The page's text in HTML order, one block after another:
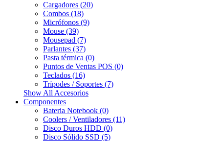
Cargadores (20)
Combos (18)
Micrófonos (9)
Mouse (39)
Mousepad (7)
Parlantes (37)
Pasta térmica (0)
Puntos de Ventas POS (0)
Teclados (16)
Trípodes / Soportes (7)
Show All Accesorios
Componentes
Bateria Notebook (0)
Coolers / Ventiladores (11)
Disco Duros HDD (0)
Disco Sólido SSD (5)